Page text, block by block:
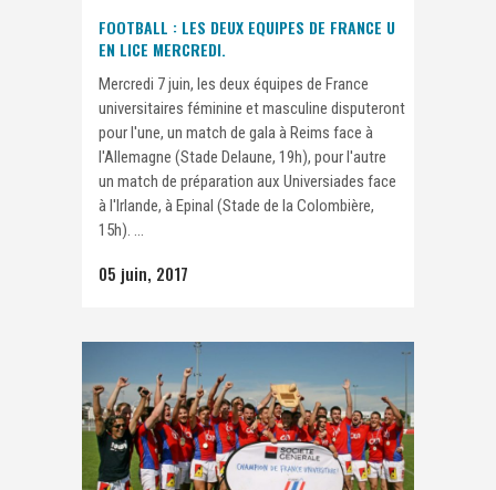
FOOTBALL : LES DEUX EQUIPES DE FRANCE U
EN LICE MERCREDI.
Mercredi 7 juin, les deux équipes de France
universitaires féminine et masculine disputeront
pour l'une, un match de gala à Reims face à
l'Allemagne (Stade Delaune, 19h), pour l'autre
un match de préparation aux Universiades face
à l'Irlande, à Epinal (Stade de la Colombière,
15h). ...
05 juin, 2017